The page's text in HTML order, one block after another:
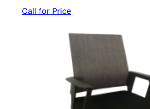
Call for Price